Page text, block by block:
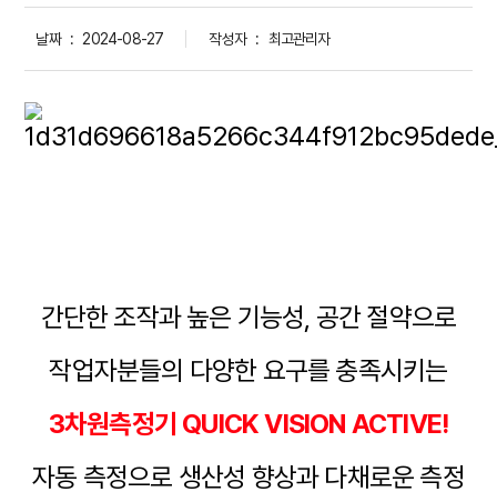
날짜 : 2024-08-27 작성자 : 최고관리자
간단한 조작과 높은 기능성, 공간 절약으로
작업자분들의 다양한 요구를 충족시키는
3차원측정기 QUICK VISION ACTIVE!
자동 측정으로 생산성 향상과 다채로운 측정